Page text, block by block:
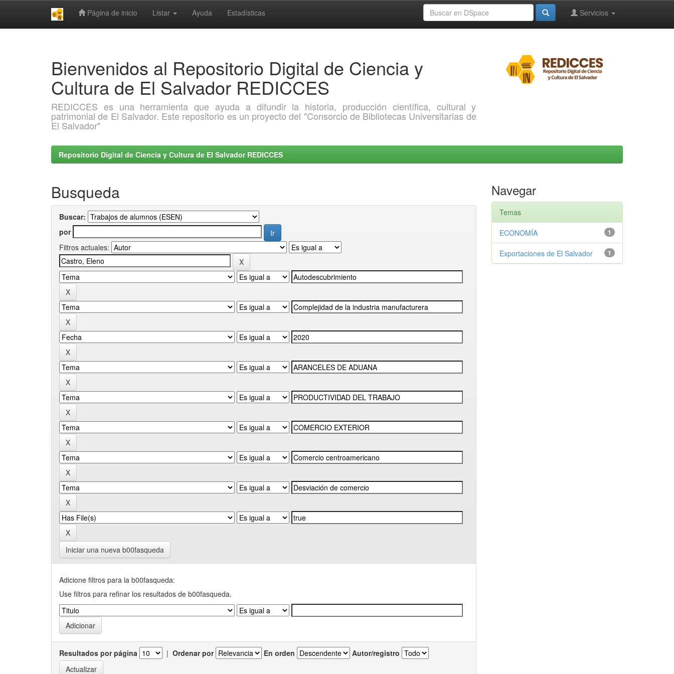
Página de inicio Listar Ayuda Estadísticas Servicios
Bienvenidos al Repositorio Digital de Ciencia y
Cultura de El Salvador REDICCES
REDICCES es una herramienta que ayuda a difundir la historia, producción científica, cultural y
patrimonial de El Salvador. Este repositorio es un proyecto del "Consorcio de Bibliotecas Universitarias de
El Salvador"
Repositorio Digital de Ciencia y Cultura de El Salvador REDICCES
Busqueda
Buscar:
por
Filtros actuales:
Iniciar una nueva b00fasqueda
Adicione filtros para la b00fasqueda:
Use filtros para refinar los resultados de b00fasqueda.
Resultados por página | Ordenar por En orden Autor/registro
Navegar
Temas
1
ECONOMÍA
1
Exportaciones de El Salvador